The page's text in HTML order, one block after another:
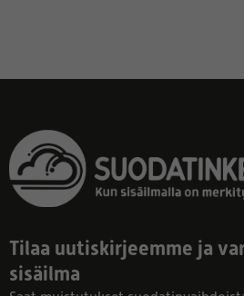
Tilaa uutiskirjeemme ja
sisäilma